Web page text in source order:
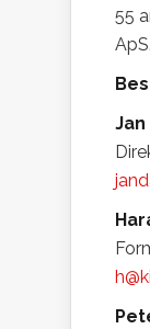
55
ApS.